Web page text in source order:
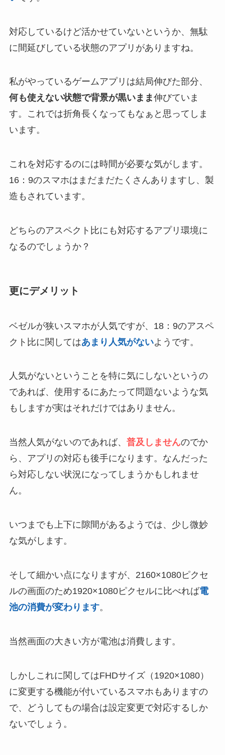
対応しているけど活かせていないというか、無駄
に間延びしている状態のアプリがありますね。
私がやっているゲームアプリは結局伸びた部分、
何も使えない状態で背景が黒いまま伸びていま
す。これでは折角長くなってもなぁと思ってしま
います。
これを対応するのには時間が必要な気がします。
16：9のスマホはまだまだたくさんありますし、製
造もされています。
どちらのアスペクト比にも対応するアプリ環境に
なるのでしょうか？
更にデメリット
ベゼルが狭いスマホが人気ですが、18：9のアスペ
クト比に関してはあまり人気がないようです。
人気がないということを特に気にしないというの
であれば、使用するにあたって問題ないような気
もしますが実はそれだけではありません。
当然人気がないのであれば、 普及しませんのでか
ら、アプリの対応も後手になります。なんだった
ら対応しない状況になってしまうかもしれませ
ん。
いつまでも上下に隙間があるようでは、少し微妙
な気がします。
そして細かい点になりますが、2160×1080ピクセ
ルの画面のため1920×1080ピクセルに比べれば電
池の消費が変わります。
当然画面の大きい方が電池は消費します。
しかしこれに関してはFHDサイズ（1920×1080）
に変更する機能が付いているスマホもありますの
で、どうしてもの場合は設定変更で対応するしか
ないでしょう。